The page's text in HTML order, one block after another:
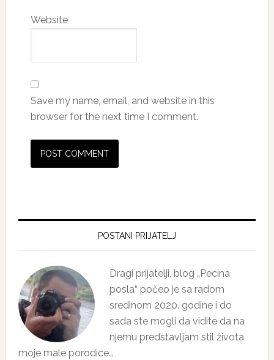
Website
Save my name, email, and website in this
browser for the next time I comment.
Primary
POSTANI PRIJATELJ
Dragi prijatelji, blog „Pecina
posla“ počeo je sa radom
sredinom 2020. godine i do
sada ste mogli da vidite da na
njemu predstavljam stil života
moje male porodice…